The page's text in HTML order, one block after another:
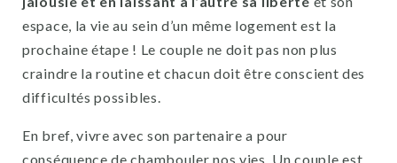
espace, la vie au sein d’un même logement est la
prochaine étape ! Le couple ne doit pas non plus
craindre la routine et chacun doit être conscient des
difficultés possibles.
En bref, vivre avec son partenaire a pour
conséquence de chambouler nos vies. Un couple est